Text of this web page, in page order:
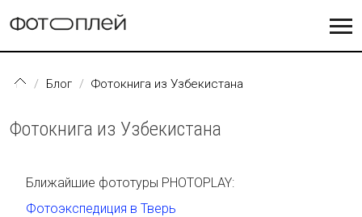
Блог Фотокнига из Узбекистана
Фотокнига из Узбекистана
Ближайшие фототуры PHOTOPLAY:
Фотоэкспедиция в Тверь